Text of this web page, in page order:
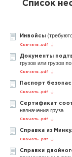
Список
Инвойсы
Скачать .pdf
Документы
грузов или грузов
Скачать .pdf
Паспорт
Скачать .pdf
Сертификат
назначения груза
Скачать .pdf
Справка из
Скачать .pdf
Справки